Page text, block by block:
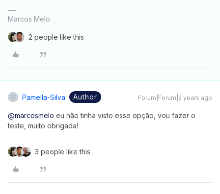
Marcos Melo
2 people like this
Pamella-Silva Author Forum|Forum|2 years ago
@marcosmelo eu não tinha visto esse opção, vou fazer o
teste, muito obrigada!
3 people like this